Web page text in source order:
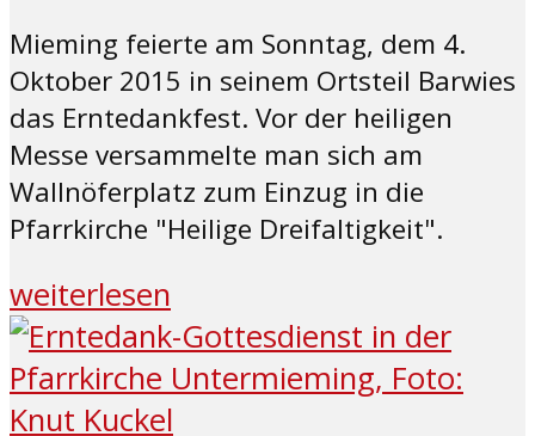
Mieming feierte am Sonntag, dem 4.
Oktober 2015 in seinem Ortsteil Barwies
das Erntedankfest. Vor der heiligen
Messe versammelte man sich am
Wallnöferplatz zum Einzug in die
Pfarrkirche "Heilige Dreifaltigkeit".
weiterlesen